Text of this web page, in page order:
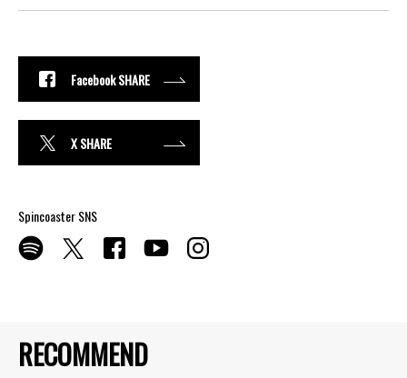
RECOMMEND
Facebook SHARE
X SHARE
Spincoaster SNS